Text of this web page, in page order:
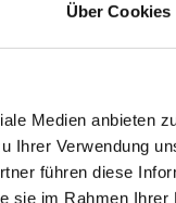
Über Cookies
Medien anbieten
Ihrer Verwendung
führen diese
sie im Rahmen Ihrer